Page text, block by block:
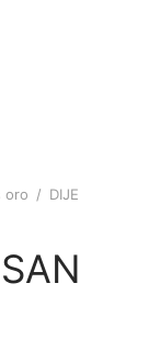
oro / DIJE